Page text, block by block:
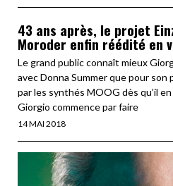
43 ans après, le projet
Moroder enfin réédité en
Le grand public connaît mieux
avec Donna Summer que pour son
par les synthés MOOG dès qu’il
Giorgio commence par faire
14 MAI 2018